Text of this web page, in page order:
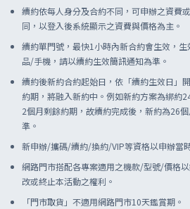
謝。
詳細請參見 商品配送說明
續約依每人身分及合約不同，可申辦之資費
同，以登入後系統顯示之資費與價格為主。
續約單門號，最快1小時內新合約會生效，
品/手機，請以續約生效簡訊通知為準。
續約後新約合約起始日，依「續約生效日」
約期，將融入新約中。例如新約方案為綁約
2個月剩餘約期，故續約完成後，新約為26
準。
新申辦/攜碼/續約/換約/VIP等資格以申辦當
網路門市搭配各專案適用之機款/型號/價格
改或終止本活動之權利。
「門市取貨」不適用網路門市10天鑑賞期。